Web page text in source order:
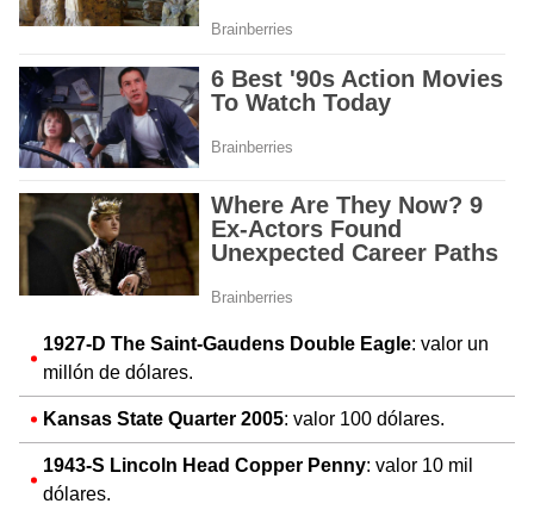
1927-D The Saint-Gaudens Double Eagle: valor un
millón de dólares.
Kansas State Quarter 2005: valor 100 dólares.
1943-S Lincoln Head Copper Penny: valor 10 mil
dólares.